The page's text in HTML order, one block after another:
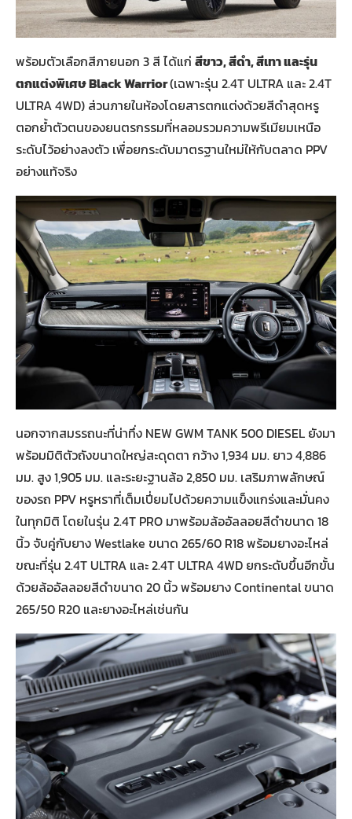
พร้อมตัวเลือกสีภายนอก 3 สี ได้แก่ สีขาว, สีดำ, สีเทา และรุ่น
ตกแต่งพิเศษ Black Warrior(เฉพาะรุ่น 2.4T ULTRA และ 2.4T
ULTRA 4WD) ส่วนภายในห้องโดยสารตกแต่งด้วยสีดำสุดหรู
ตอกย้ำตัวตนของยนตรกรรมที่หลอมรวมความพรีเมียมเหนือ
ระดับไว้อย่างลงตัว เพื่อยกระดับมาตรฐานใหม่ให้กับตลาด PPV
อย่างแท้จริง
นอกจากสมรรถนะที่น่าทึ่ง NEW GWM TANK 500 DIESEL ยังมา
พร้อมมิติตัวถังขนาดใหญ่สะดุดตา กว้าง 1,934 มม. ยาว 4,886
มม. สูง 1,905 มม. และระยะฐานล้อ 2,850 มม. เสริมภาพลักษณ์
ของรถ PPV หรูหราที่เต็มเปี่ยมไปด้วยความแข็งแกร่งและมั่นคง
ในทุกมิติ โดยในรุ่น 2.4T PRO มาพร้อมล้ออัลลอยสีดำขนาด 18
นิ้ว จับคู่กับยาง Westlake ขนาด 265/60 R18 พร้อมยางอะไหล่
ขณะที่รุ่น 2.4T ULTRA และ 2.4T ULTRA 4WD ยกระดับขึ้นอีกขั้น
ด้วยล้ออัลลอยสีดำขนาด 20 นิ้ว พร้อมยาง Continental ขนาด
265/50 R20 และยางอะไหล่เช่นกัน